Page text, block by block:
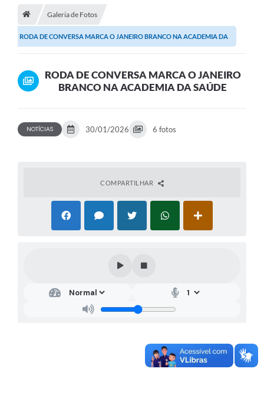
Galeria de Fotos
RODA DE CONVERSA MARCA O JANEIRO BRANCO NA ACADEMIA DA
RODA DE CONVERSA MARCA O JANEIRO
BRANCO NA ACADEMIA DA SAÚDE
NOTÍCIAS 30/01/2026 6 fotos
COMPARTILHAR